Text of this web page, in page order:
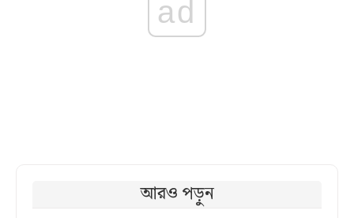
ad
আরও পড়ুন